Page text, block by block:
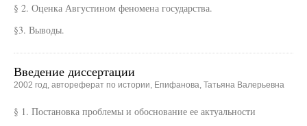
§ 2. Оценка Августином феномена государства.
§3. Выводы.
Введение диссертации
2002 год, автореферат по истории, Епифанова, Татьяна Валерьевна
§ 1. Постановка проблемы и обоснование ее актуальности